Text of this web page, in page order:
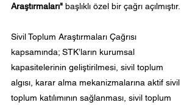
Araştırmaları" başlıklı özel bir çağrı açılmıştır.
Sivil Toplum Araştırmaları Çağrısı
kapsamında; STK’ların kurumsal
kapasitelerinin geliştirilmesi, sivil toplum
algısı, karar alma mekanizmalarına aktif sivil
toplum katılımının sağlanması, sivil toplum